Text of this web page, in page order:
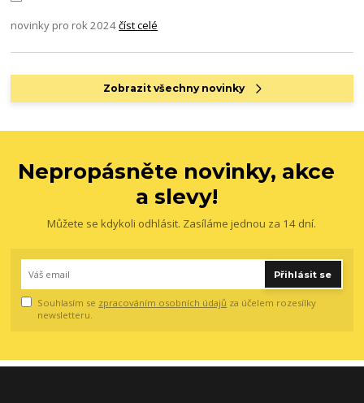
novinky pro rok 2024číst celé
Zobrazit všechny novinky
Nepropásněte novinky, akce
a slevy!
Můžete se kdykoli odhlásit. Zasíláme jednou za 14 dní.
Přihlásit se
Souhlasím se zpracováním osobních údajů za účelem rozesílky
newsletteru.